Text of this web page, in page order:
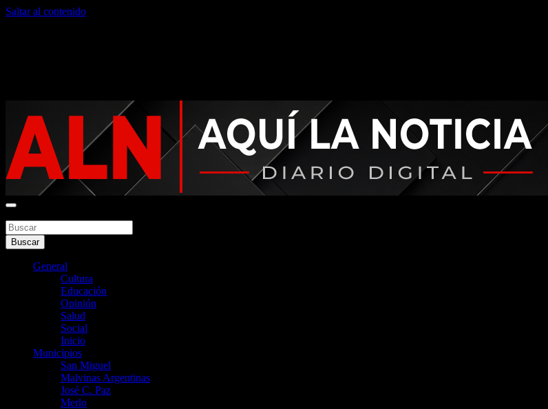
Saltar al contenido
Aquí La Noticia
Buscar
General
Cultura
Educación
Opinión
Salud
Social
Inicio
Municipios
San Miguel
Malvinas Argentinas
José C. Paz
Merlo